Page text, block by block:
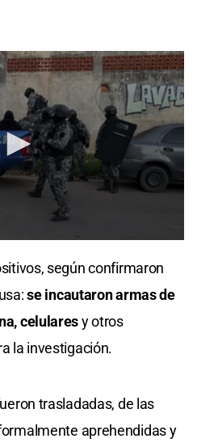
según confirmaron
se incautaron armas de
celularesy otros
la investigación.
trasladadas, de las
aprehendidas y